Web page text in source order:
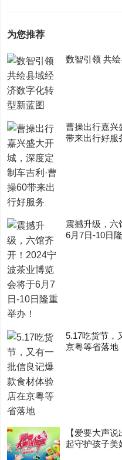
为您推荐
数智引领 共
曹操出行嘉兴
带来出行好服
震撼升级，六
6月7日-10日
5.17吃货节，
京粤等省落地
【爱要大声
起守护孩子美